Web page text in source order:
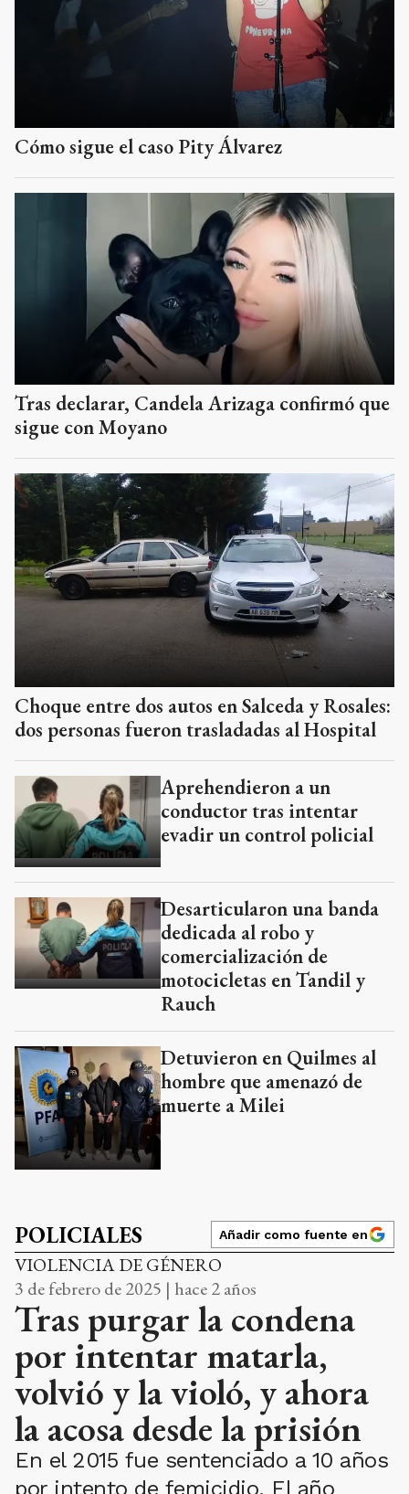
Cómo sigue el caso Pity Álvarez
Tras declarar, Candela Arizaga confirmó que
sigue con Moyano
Choque entre dos autos en Salceda y Rosales:
dos personas fueron trasladadas al Hospital
Aprehendieron a un
conductor tras intentar
evadir un control policial
Desarticularon una banda
dedicada al robo y
comercialización de
motocicletas en Tandil y
Rauch
Detuvieron en Quilmes al
hombre que amenazó de
muerte a Milei
POLICIALES Añadir como fuente en
VIOLENCIA DE GÉNERO
3 de febrero de 2025 | hace 2 años
Tras purgar la condena
por intentar matarla,
volvió y la violó, y ahora
la acosa desde la prisión
En el 2015 fue sentenciado a 10 años
por intento de femicidio. El año